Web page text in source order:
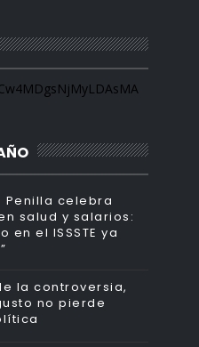
Penilla celebra
salud y salarios:
en el ISSSTE ya
la controversia,
no pierde